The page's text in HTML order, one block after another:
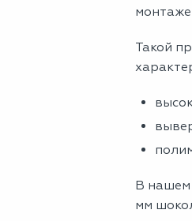
Такой
В нашем
мм